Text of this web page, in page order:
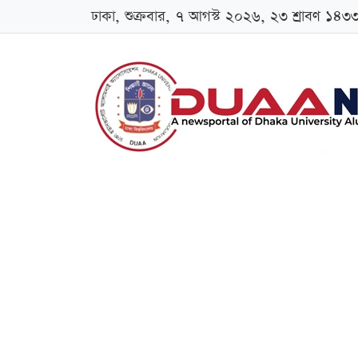
ঢাকা, শুক্রবার, ৭ আগস্ট ২০২৬, ২৩ শ্রাবণ